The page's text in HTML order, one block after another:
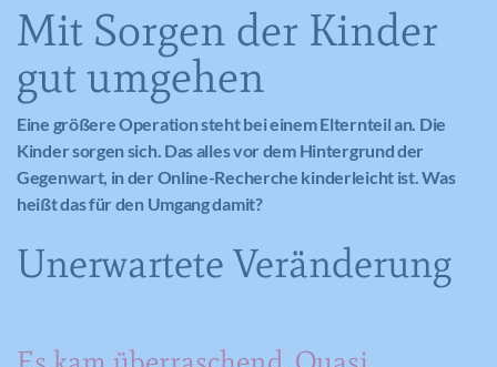
Mit Sorgen der Kinder
gut umgehen
Eine größere Operation steht bei einem Elternteil an. Die
Kinder sorgen sich. Das alles vor dem Hintergrund der
Gegenwart, in der Online-Recherche kinderleicht ist. Was
heißt das für den Umgang damit?
Unerwartete Veränderung